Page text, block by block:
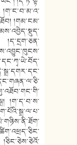
།གམ་ངམ་
།ག་ད་བ་ས་